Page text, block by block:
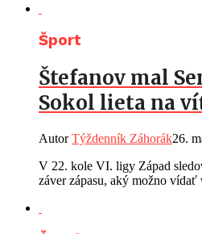
Šport
Štefanov mal
Sokol lieta na
AutorTýždenník Záhorák26.
V 22. kole VI. ligy Západ
záver zápasu, aký možno vídať